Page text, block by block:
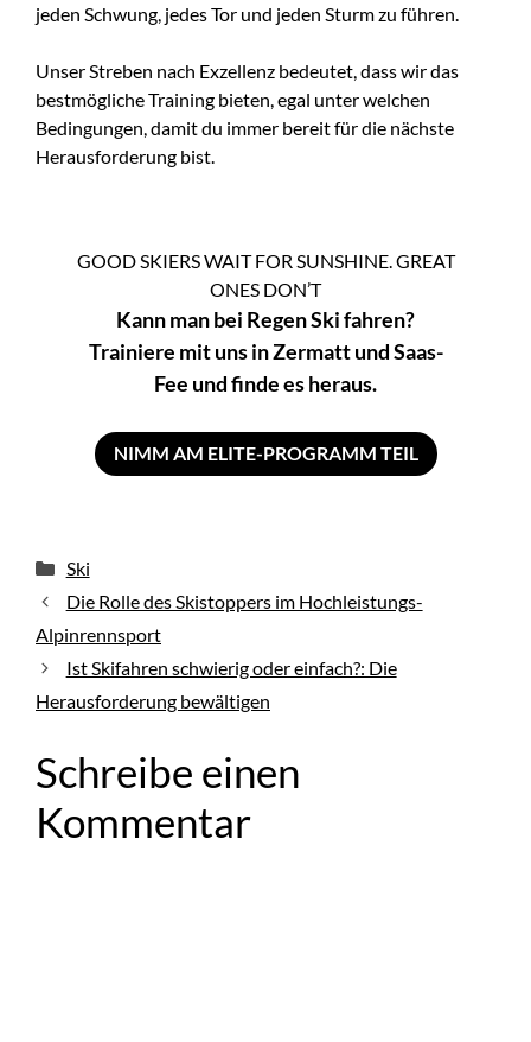
jeden Schwung, jedes Tor und jeden Sturm zu führen.
Unser Streben nach Exzellenz bedeutet, dass wir das
bestmögliche Training bieten, egal unter welchen
Bedingungen, damit du immer bereit für die nächste
Herausforderung bist.
GOOD SKIERS WAIT FOR SUNSHINE. GREAT
ONES DON’T
Kann man bei Regen Ski fahren?
Trainiere mit uns in Zermatt und Saas-
Fee und finde es heraus.
NIMM AM ELITE-PROGRAMM TEIL
Kategorien
Ski
Die Rolle des Skistoppers im Hochleistungs-
Alpinrennsport
Ist Skifahren schwierig oder einfach?: Die
Herausforderung bewältigen
Schreibe einen
Kommentar